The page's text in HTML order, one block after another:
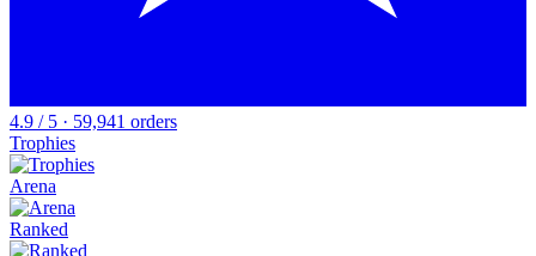
4.9 / 5 · 59,941 orders
Trophies
Arena
Ranked